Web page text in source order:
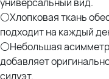
⚪Хлопковая ткань
подходит на каждый
⚪Небольшая
добавляет
силуэт.